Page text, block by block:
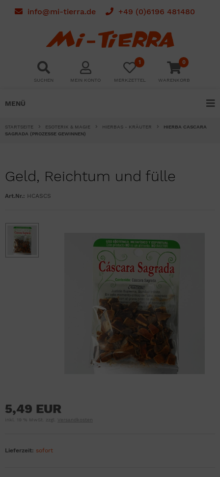
info@mi-tierra.de +49 (0)6196 481480
SUCHEN MEIN KONTO
1
MERKZETTEL
0
WARENKORB
MENÜ
STARTSEITE ESOTERIK & MAGIE HIERBAS - KRÄUTER
HIERBA CASCARA
SAGRADA (PROZESSE GEWINNEN)
Geld, Reichtum und fülle
Art.Nr.: HCASCS
5,49 EUR
inkl. 19 % MwSt. zzgl. Versandkosten
Lieferzeit: sofort